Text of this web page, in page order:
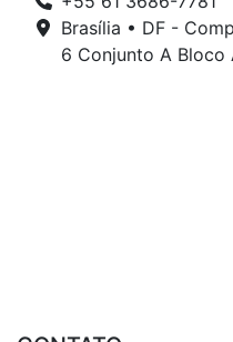
Brasília • DF -
6 Conjunto A Bloco